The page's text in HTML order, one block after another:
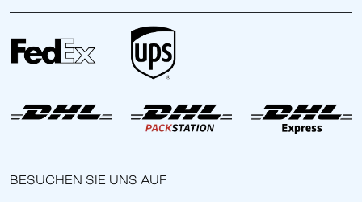
BESUCHEN SIE UNS AUF